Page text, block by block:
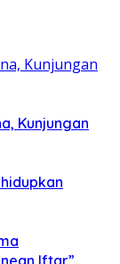
Kunjungan